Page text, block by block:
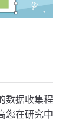
数据收集程
您在研究中